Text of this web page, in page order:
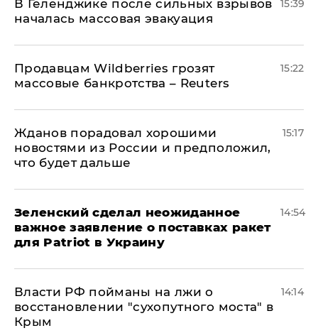
В Геленджике после сильных взрывов
началась массовая эвакуация
15:39
Продавцам Wildberries грозят
массовые банкротства – Reuters
15:22
Жданов порадовал хорошими
новостями из России и предположил,
что будет дальше
15:17
Зеленский сделал неожиданное
важное заявление о поставках ракет
для Patriot в Украину
14:54
Власти РФ пойманы на лжи о
восстановлении "сухопутного моста" в
Крым
14:14